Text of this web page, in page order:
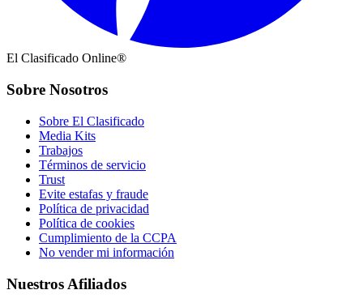
El Clasificado Online®
Sobre Nosotros
Sobre El Clasificado
Media Kits
Trabajos
Términos de servicio
Trust
Evite estafas y fraude
Política de privacidad
Política de cookies
Cumplimiento de la CCPA
No vender mi información
Nuestros Afiliados